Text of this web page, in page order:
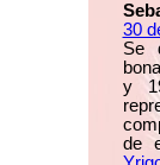
30
Se
y
de